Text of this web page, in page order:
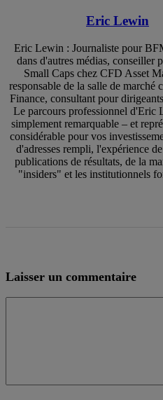
Eric Lewin
Eric Lewin : Journaliste pour
dans d'autres médias, conseiller
Small Caps chez CFD Asset
responsable de la salle de marché
Finance, consultant pour
Le parcours professionnel d'Eric
simplement remarquable – et
considérable pour vos
d'adresses rempli, l'expérience
publications de résultats, de la
"insiders" et les institutionnels
Laisser un commentaire